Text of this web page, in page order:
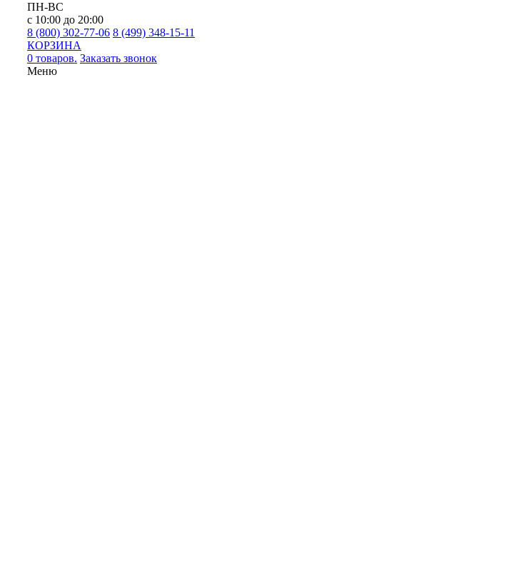
ПН-ВС
с 10:00 до 20:00
8 (800) 302-77-06 8 (499) 348-15-11
КОРЗИНА
0 товаров. Заказать звонок
Меню